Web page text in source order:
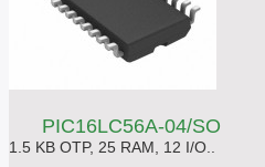
PIC16LC56A-04/SO
1.5 KB OTP, 25 RAM, 12 I/O..